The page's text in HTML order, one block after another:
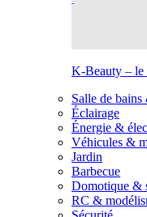
K-Beauty – le
Salle de bains
Éclairage
Énergie &
Véhicules &
Jardin
Barbecue
Domotique &
RC &